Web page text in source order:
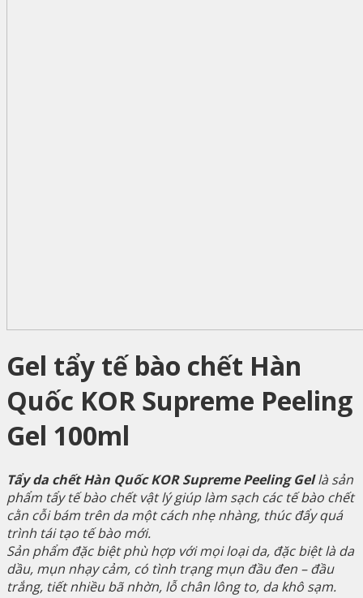
Gel tẩy tế bào chết Hàn
Quốc KOR Supreme Peeling
Gel 100ml
Tẩy da chết Hàn Quốc KOR Supreme Peeling Gellà sản
phẩm tẩy tế bào chết vật lý giúp làm sạch các tế bào chết
cằn cỗi bám trên da một cách nhẹ nhàng, thúc đẩy quá
trình tái tạo tế bào mới.
Sản phẩm đặc biệt phù hợp với mọi loại da, đặc biệt là da
dầu, mụn nhạy cảm, có tình trạng mụn đầu đen – đầu
trắng, tiết nhiều bã nhờn, lỗ chân lông to, da khô sạm.